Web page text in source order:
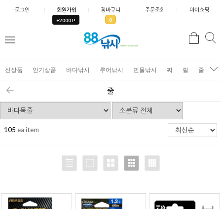
로그인 회원가입
+2000 P
장바구니
0
주문조회 마이쇼핑
검
신상품 인기상품 바다낚시 루어낚시 민물낚시 찌 릴 줄
줄
105 ea item